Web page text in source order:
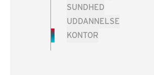
SUNDHED
UDDANNELSE
KONTOR